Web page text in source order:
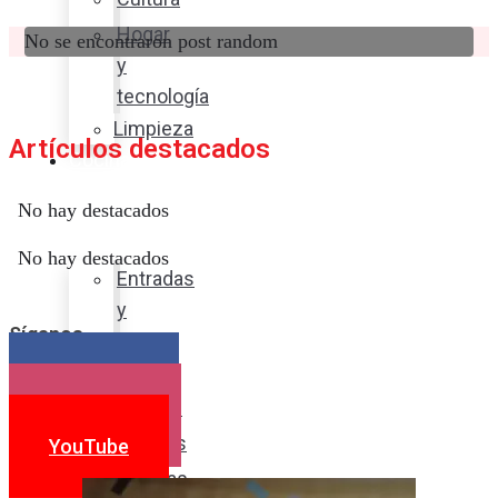
Hogar
y
tecnología
Limpieza
Cocina
sabor
Entradas
y
Postres
Bebidas
No se encontraron post random
Artículos destacados
No hay destacados
No hay destacados
Síganos
YouTube